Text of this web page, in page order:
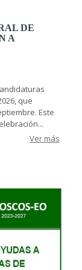
DE
A
que
Este
Ver más